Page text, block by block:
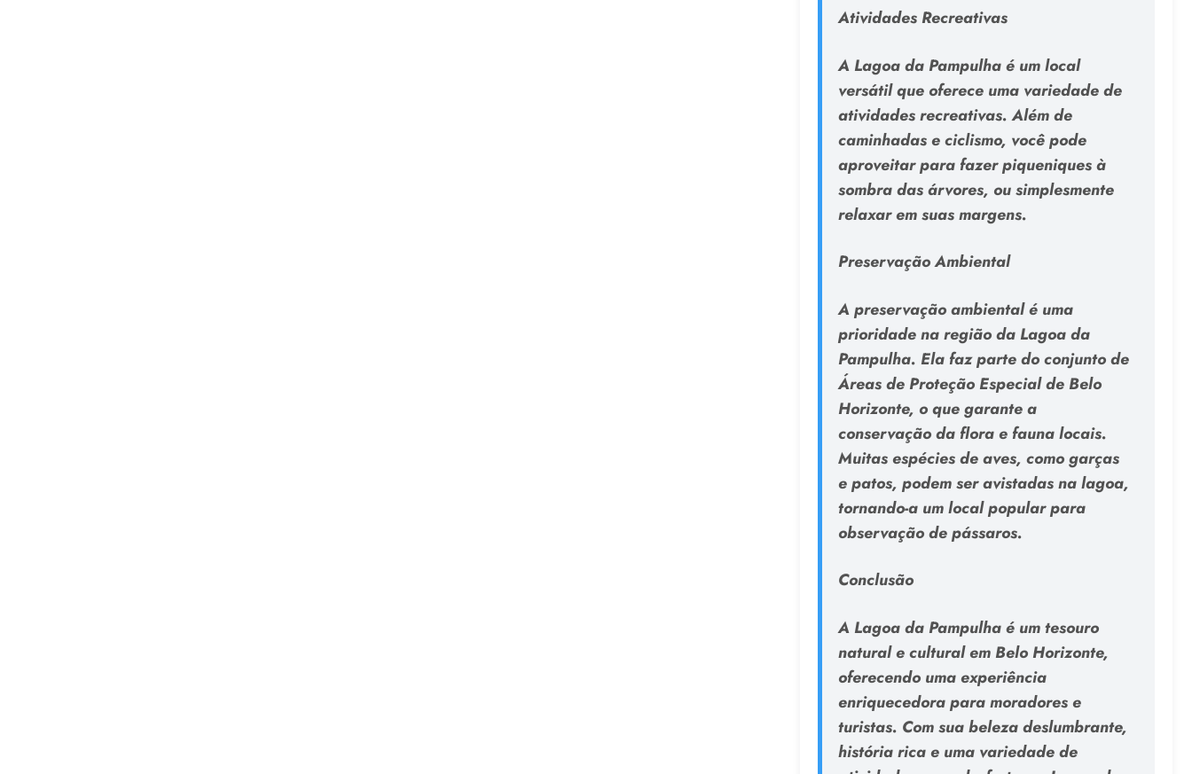
Atividades Recreativas
A Lagoa da Pampulha é um local
versátil que oferece uma variedade de
atividades recreativas. Além de
caminhadas e ciclismo, você pode
aproveitar para fazer piqueniques à
sombra das árvores, ou simplesmente
relaxar em suas margens.
Preservação Ambiental
A preservação ambiental é uma
prioridade na região da Lagoa da
Pampulha. Ela faz parte do conjunto de
Áreas de Proteção Especial de Belo
Horizonte, o que garante a
conservação da flora e fauna locais.
Muitas espécies de aves, como garças
e patos, podem ser avistadas na lagoa,
tornando-a um local popular para
observação de pássaros.
Conclusão
A Lagoa da Pampulha é um tesouro
natural e cultural em Belo Horizonte,
oferecendo uma experiência
enriquecedora para moradores e
turistas. Com sua beleza deslumbrante,
história rica e uma variedade de